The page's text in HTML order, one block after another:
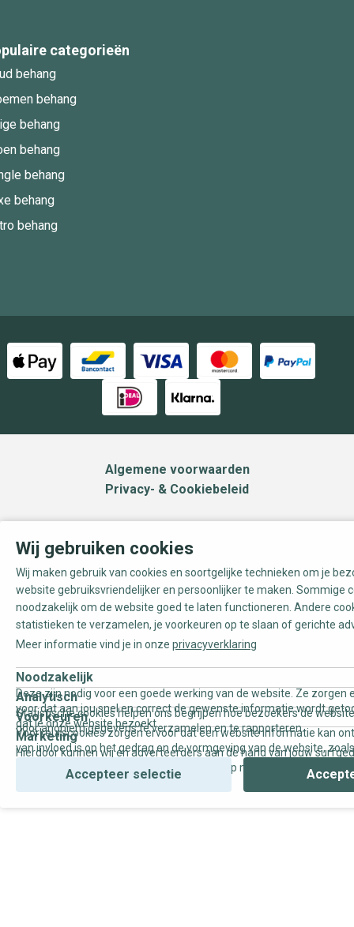
categorieën
behang
behang
behang
behang
behang
behang
behang
Algemene voorwaarden
Privacy- & Cookiebeleid
Wij gebruiken cookies
Wij maken gebruik van cookies en soortgelijke technieken om je
website gebruiksvriendelijker en persoonlijker te maken. Sommige
noodzakelijk om de website goed te laten functioneren. Andere
statistieken te verzamelen, je voorkeuren op te slaan of gerichte
Meer informatie vind je in onze privacyverklaring
Noodzakelijk
Deze zijn nodig voor een goede werking van de website. Ze zorgen
voor dat aan jou snel en correct de gewenste informatie wordt
dat je onze website bezoekt.
Analytisch
Statistische cookies helpen ons begrijpen hoe bezoekers de
door anoniem gegevens te verzamelen en te rapporteren.
Voorkeuren
Voorkeurscookies zorgen ervoor dat een website informatie kan
van invloed is op het gedrag en de vormgeving van de website,
Marketing
Hierdoor kunnen wij en adverteerders aan de hand van jouw
gepersonaliseerde online advertenties en op maat gemaakte
Accepteer selectie